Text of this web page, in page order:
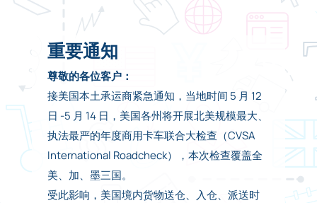
重要通知
尊敬的各位客户：
接美国本土承运商紧急通知，当地时间 5 月 12
日 -5 月 14 日，美国各州将开展北美规模最大、
执法最严的年度商用卡车联合大检查（CVSA
International Roadcheck），本次检查覆盖全
美、加、墨三国。
受此影响，美国境内货物送仓、入仓、派送时